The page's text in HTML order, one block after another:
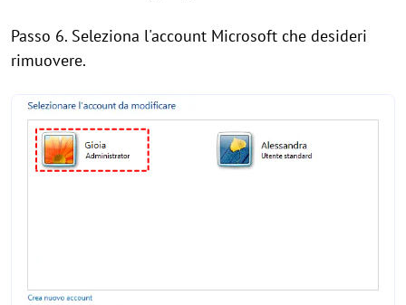
Passo 6. Seleziona l'account Microsoft che desideri
rimuovere.